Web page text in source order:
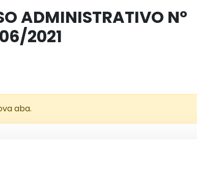
ADMINISTRATIVO Nº
2021
aba.